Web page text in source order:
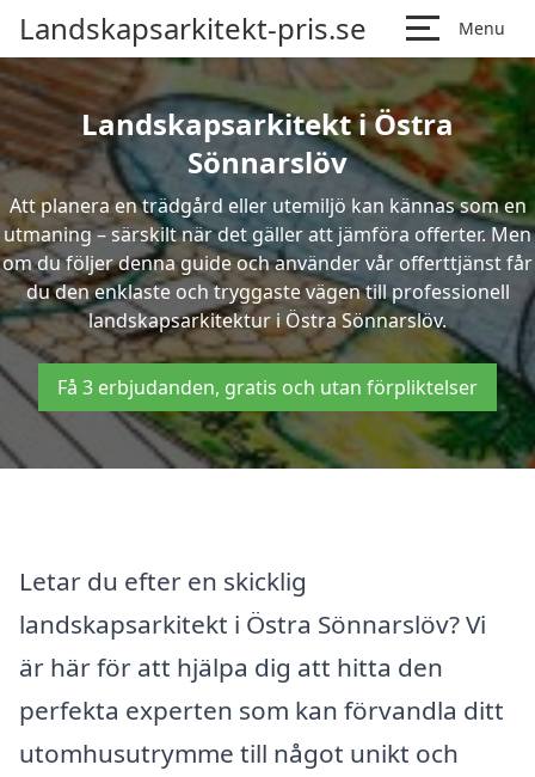
Landskapsarkitekt-pris.se Menu
Landskapsarkitekt i Östra
Sönnarslöv
Att planera en trädgård eller utemiljö kan kännas som en
utmaning – särskilt när det gäller att jämföra offerter. Men
om du följer denna guide och använder vår offerttjänst får
du den enklaste och tryggaste vägen till professionell
landskapsarkitektur i Östra Sönnarslöv.
Få 3 erbjudanden, gratis och utan förpliktelser
Letar du efter en skicklig
landskapsarkitekt i Östra Sönnarslöv? Vi
är här för att hjälpa dig att hitta den
perfekta experten som kan förvandla ditt
utomhusutrymme till något unikt och